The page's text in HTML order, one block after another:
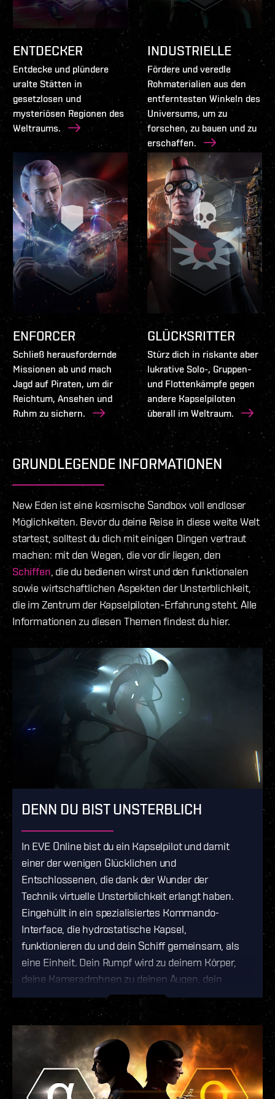
ENTDECKER
Entdecke und plündere
uralte Stätten in
gesetzlosen und
mysteriösen Regionen des
Weltraums.
INDUSTRIELLE
Fördere und veredle
Rohmaterialien aus den
entferntesten Winkeln des
Universums, um zu
forschen, zu bauen und zu
erschaffen.
ENFORCER
Schließ herausfordernde
Missionen ab und mach
Jagd auf Piraten, um dir
Reichtum, Ansehen und
Ruhm zu sichern.
GLÜCKSRITTER
Stürz dich in riskante aber
lukrative Solo-, Gruppen-
und Flottenkämpfe gegen
andere Kapselpiloten
überall im Weltraum.
GRUNDLEGENDE INFORMATIONEN
New Eden ist eine kosmische Sandbox voll endloser
Möglichkeiten. Bevor du deine Reise in diese weite Welt
startest, solltest du dich mit einigen Dingen vertraut
machen: mit den Wegen, die vor dir liegen, den
Schiffen , die du bedienen wirst und den funktionalen
sowie wirtschaftlichen Aspekten der Unsterblichkeit,
die im Zentrum der Kapselpiloten-Erfahrung steht. Alle
Informationen zu diesen Themen findest du hier.
DENN DU BIST UNSTERBLICH
In EVE Online bist du ein Kapselpilot und damit
einer der wenigen Glücklichen und
Entschlossenen, die dank der Wunder der
Technik virtuelle Unsterblichkeit erlangt haben.
Eingehüllt in ein spezialisiertes Kommando-
Interface, die hydrostatische Kapsel,
funktionieren du und dein Schiff gemeinsam, als
eine Einheit. Dein Rumpf wird zu deinem Körper,
deine Kameradrohnen zu deinen Augen, dein
Energiespeicher zu deinem Herzen und deine
Waffen zum Ausdruck deines Willens. Im Falle
eines unerwarteten Todes zeichnet eine neurale
Scananlage in der Kapsel deinen Verstand in
digitaler Form auf und übermittelt ihn in eine
weit entfernte Klonbucht, wodurch du endlos
wiedergeboren werden kannst. Auf ewig frei